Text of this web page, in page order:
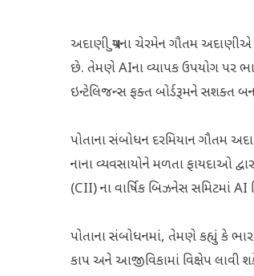
અદાણી ગ્રુપના ચેરમેન ગૌતમ
છે. તેમણે AIના વ્યાપક ઉપયોગ પર
ઇન્ટેલિજન્સ ફક્ત બોર્ડરૂમને સશક્ત
પોતાના સંબોધન દરમિયાન ગૌતમ
નાના વ્યવસાયોને મળતા ફાયદાઓ
(CII) ના વાર્ષિક બિઝનેસ સમિટમાં AI
પોતાના સંબોધનમાં, તેમણે કહ્યું કે
કાપ અને આજીવિકામાં વિક્ષેપ લાવી